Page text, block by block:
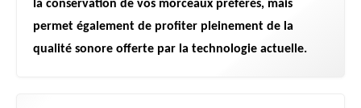
la conservation de vos morceaux préférés, mais
permet également de profiter pleinement de la
qualité sonore offerte par la technologie actuelle.